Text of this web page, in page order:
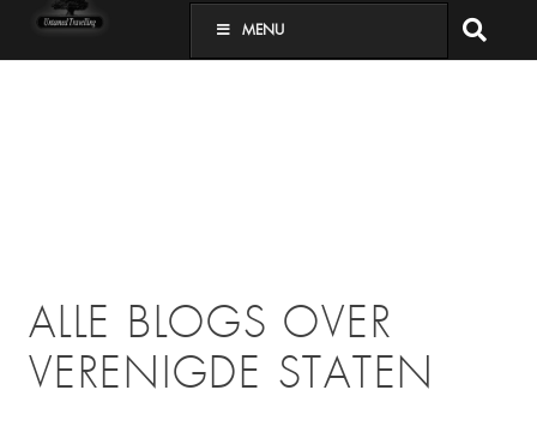
MENU
ALLE BLOGS OVER
VERENIGDE STATEN